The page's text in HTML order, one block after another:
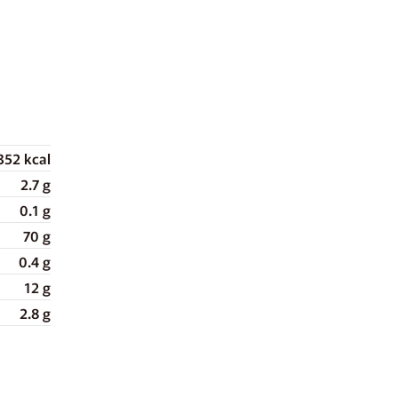
kcal
2.7 g
0.1 g
70 g
0.4 g
12 g
2.8 g